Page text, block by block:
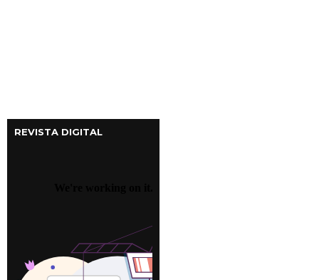
REVISTA DIGITAL